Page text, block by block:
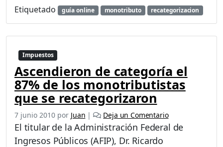
Etiquetado
guía online monotributo recategorizacion
Impuestos
Ascendieron de categoría el
87% de los monotributistas
que se recategorizaron
7 junio 2010 por Juan | Deja un Comentario
El titular de la Administración Federal de
Ingresos Públicos (AFIP), Dr. Ricardo